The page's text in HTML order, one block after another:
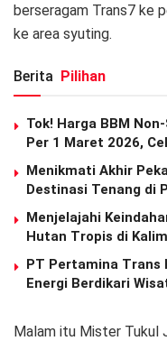
berseragam Trans7 ke
ke area syuting.
Berita Pilihan
Tok! Harga BBM
Per 1 Maret 2026,
Menikmati Akhir
Destinasi Tenang di
Menjelajahi
Hutan Tropis di
PT Pertamina Trans
Energi Berdikari
Malam itu Mister Tukul